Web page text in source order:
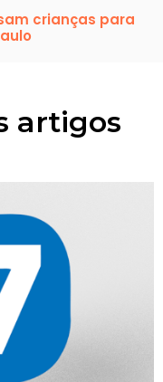
crianças para
artigos